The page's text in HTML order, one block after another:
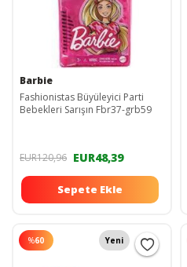
Barbie
Fashionistas Büyüleyici Parti
Bebekleri Sarışın Fbr37-grb59
EUR120,96 EUR48,39
Sepete Ekle
%60 Yeni